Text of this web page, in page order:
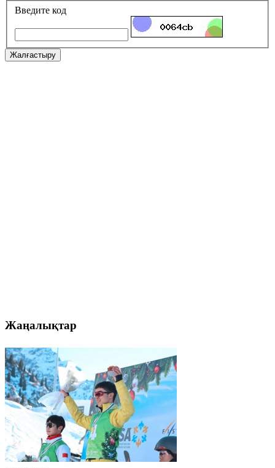
Введите код
Жалғастыру
Жаңалықтар